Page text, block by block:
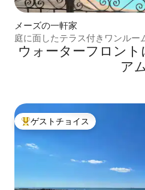
メーズの一軒家
庭に面したテラス付きワンルー
ウォーターフロン
ア
大好評のゲストチョイスです。
ゲストチョイス